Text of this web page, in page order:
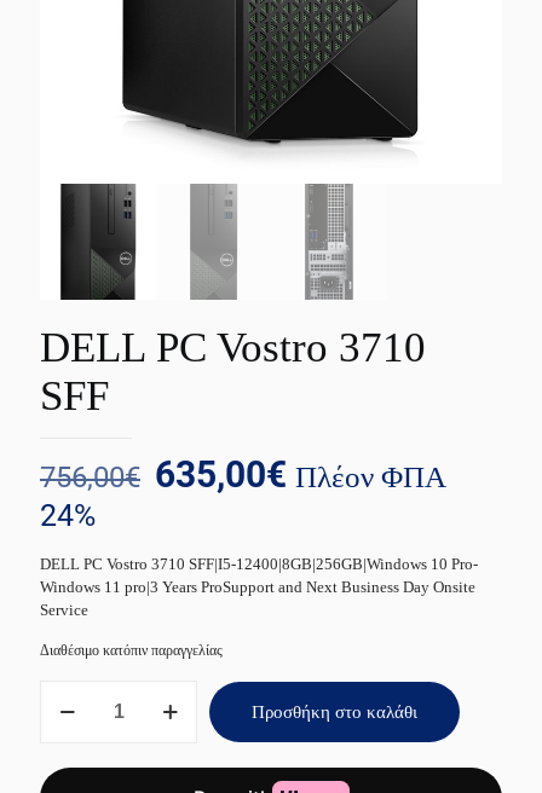
DELL PC Vostro 3710
SFF
756,00€ Original
756,00€.
635,00€ Η
είναι:
Πλέον ΦΠΑ
24%
DELL PC Vostro 3710 SFF|I5-12400|8GB|256GB|Windows 10 Pro-
Windows 11 pro|3 Years ProSupport and Next Business Day Onsite
Service
Διαθέσιμο κατόπιν παραγγελίας
SFF
Προσθήκη στο καλάθι